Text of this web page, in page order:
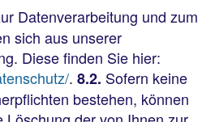
Datenverarbeitung und zum
sich aus unserer
Diese finden Sie hier:
. 8.2. Sofern keine
bestehen, können